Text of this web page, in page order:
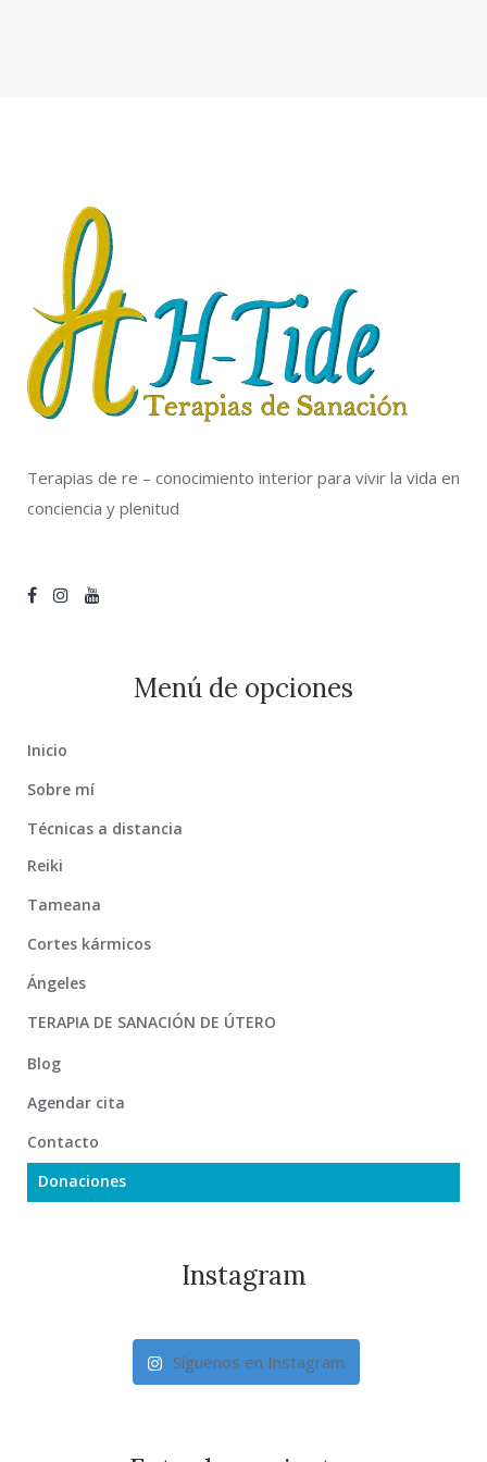
Terapias de re – conocimiento interior para vivir la vida en
conciencia y plenitud
Menú de opciones
Inicio
Sobre mí
Técnicas a distancia
Reiki
Tameana
Cortes kármicos
Ángeles
TERAPIA DE SANACIÓN DE ÚTERO
Blog
Agendar cita
Contacto
Donaciones
Instagram
Síguenos en Instagram